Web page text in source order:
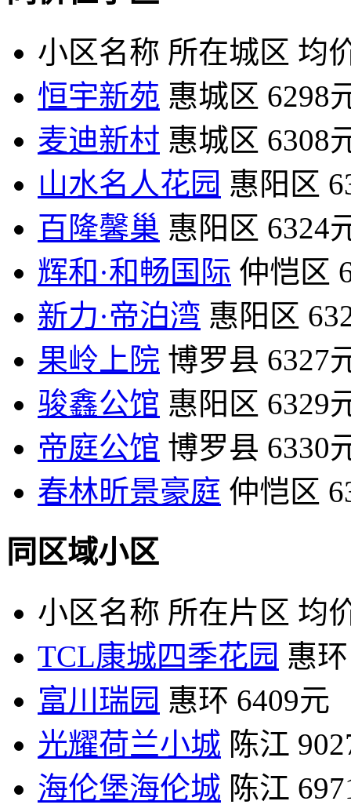
小区名称 所在城区 均
恒宇新苑 惠城区 6298
麦迪新村 惠城区 6308
山水名人花园 惠阳区
百隆馨巢 惠阳区 6324
辉和·和畅国际 仲恺区
新力·帝泊湾 惠阳区
果岭上院 博罗县 6327
骏鑫公馆 惠阳区 6329
帝庭公馆 博罗县 6330
春林昕景豪庭 仲恺区
同区域小区
小区名称 所在片区 均
TCL康城四季花园 惠环
富川瑞园 惠环 6409元
光耀荷兰小城 陈江
海伦堡海伦城 陈江